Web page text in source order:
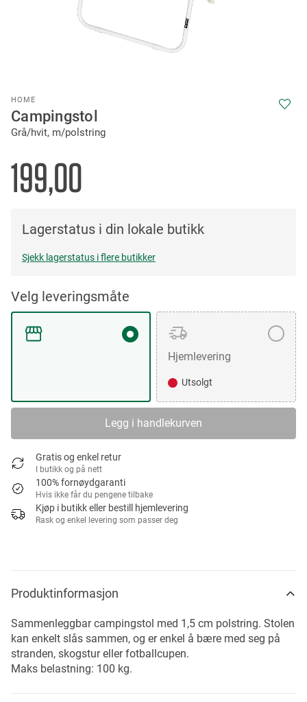
HOME
Campingstol
Grå/hvit, m/polstring
199,00
Lagerstatus i din lokale butikk
Sjekk lagerstatus i flere butikker
Velg leveringsmåte
Hjemlevering
Utsolgt
Legg i handlekurven
Gratis og enkel retur
I butikk og på nett
100% fornøydgaranti
Hvis ikke får du pengene tilbake
Kjøp i butikk eller bestill hjemlevering
Rask og enkel levering som passer deg
to
the
beginning
the
images
gallery
Produktinformasjon
Sammenleggbar campingstol med 1,5 cm polstring. Stolen
kan enkelt slås sammen, og er enkel å bære med seg på
stranden, skogstur eller fotballcupen.
Maks belastning: 100 kg.